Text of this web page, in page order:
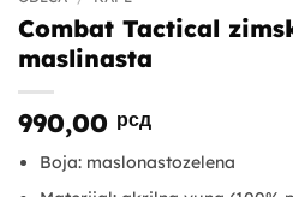
Combat Tactical
maslinasta
990,00 рсд
Boja: maslonastozelena